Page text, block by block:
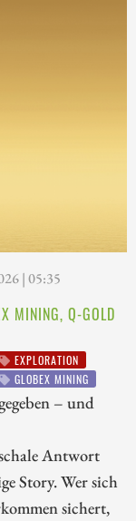
| 05:35
MINING, Q-GOLD
EXPLORATION
GLOBEX MINING
– und
Antwort
Story. Wer sich
sichert,